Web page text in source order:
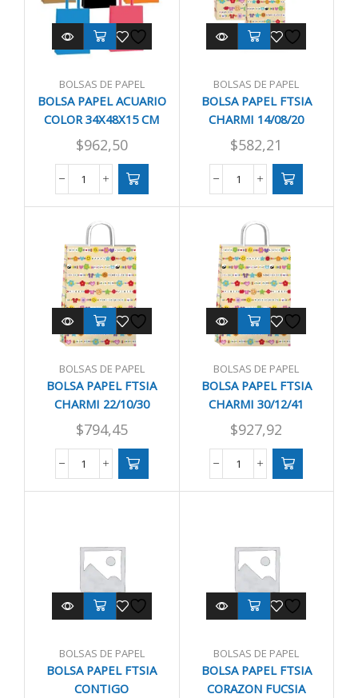
BOLSAS DE PAPEL
BOLSA PAPEL ACUARIO
COLOR 34X48X15 CM
$962,50
BOLSA
COLOR
34X48X15
CM
cantidad
BOLSAS DE PAPEL
BOLSA PAPEL FTSIA
CHARMI 14/08/20
$582,21
BOLSA
CHARMI
14/08/20
cantidad
BOLSAS DE PAPEL
BOLSA PAPEL FTSIA
CHARMI 22/10/30
$794,45
BOLSA
cantidad
BOLSAS DE PAPEL
BOLSA PAPEL FTSIA
CHARMI 30/12/41
01782
$927,92
BOLSA
01782
cantidad
BOLSAS DE PAPEL
BOLSA PAPEL FTSIA
CONTIGO
BOLSAS DE PAPEL
BOLSA PAPEL FTSIA
CORAZON FUCSIA